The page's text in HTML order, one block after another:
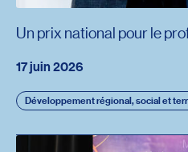
17 juin 2026
Développement régional, social et
Un prix national pour le